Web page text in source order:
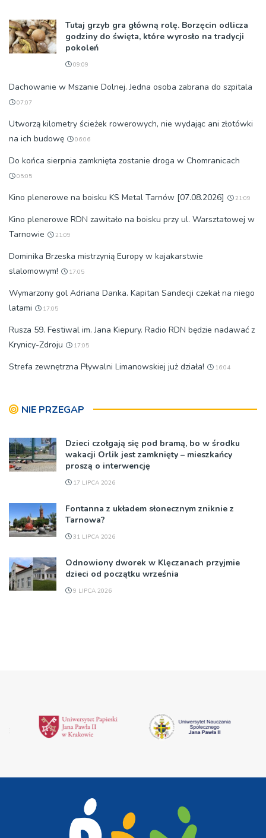
Tutaj grzyb gra główną rolę. Borzęcin odlicza
godziny do święta, które wyrosło na tradycji
pokoleń
09:09
Dachowanie w Mszanie Dolnej. Jedna osoba zabrana do szpitala
07:07
Utworzą kilometry ścieżek rowerowych, nie wydając ani złotówki
na ich budowę
06:06
Do końca sierpnia zamknięta zostanie droga w Chomranicach
05:05
Kino plenerowe na boisku KS Metal Tarnów [07.08.2026] 21:09
Kino plenerowe RDN zawitało na boisku przy ul. Warsztatowej w
Tarnowie
21:09
Dominika Brzeska mistrzynią Europy w kajakarstwie
slalomowym!
17:05
Wymarzony gol Adriana Danka. Kapitan Sandecji czekał na niego
latami
17:05
Rusza 59. Festiwal im. Jana Kiepury. Radio RDN będzie nadawać z
Krynicy-Zdroju
17:05
Strefa zewnętrzna Pływalni Limanowskiej już działa! 16:04
NIE PRZEGAP
Dzieci czołgają się pod bramą, bo w środku
wakacji Orlik jest zamknięty – mieszkańcy
proszą o interwencję
17 LIPCA 2026
Fontanna z układem słonecznym zniknie z
Tarnowa?
31 LIPCA 2026
Odnowiony dworek w Klęczanach przyjmie
dzieci od początku września
9 LIPCA 2026